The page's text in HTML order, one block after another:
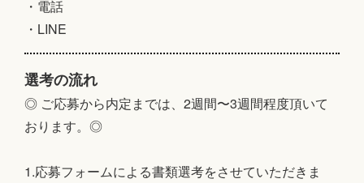
・電話
・LINE
選考の流れ
◎ ご応募から内定までは、2週間〜3週間程度頂いて
おります。◎
1.応募フォームによる書類選考をさせていただきま